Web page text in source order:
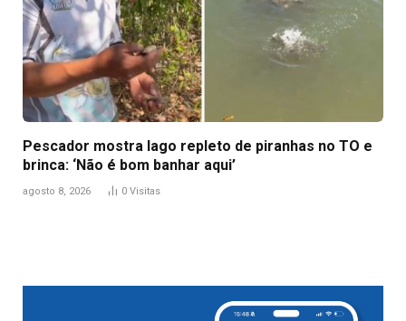
Pescador mostra lago repleto de piranhas no TO e
brinca: ‘Não é bom banhar aqui’
agosto 8, 2026 0 Visitas